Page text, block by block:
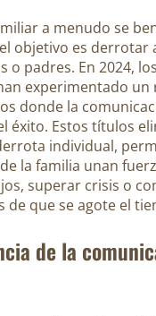
a menudo se
objetivo es derrotar
o padres. En 2024,
experimentado un
donde la
éxito. Estos títulos
individual,
la familia unan
superar crisis o
de que se agote el
de la